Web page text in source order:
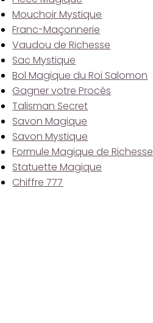
Mouchoir Mystique
Franc-Maçonnerie
Vaudou de Richesse
Sac Mystique
Bol Magique du Roi Salomon
Gagner votre Procès
Talisman Secret
Savon Magique
Savon Mystique
Formule Magique de Richesse
Statuette Magique
Chiffre 777